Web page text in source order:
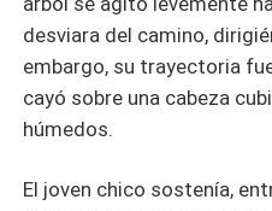
desviara del camino,
embargo, su trayectoria
cayó sobre una cabeza
húmedos.
El joven chico sostenía,